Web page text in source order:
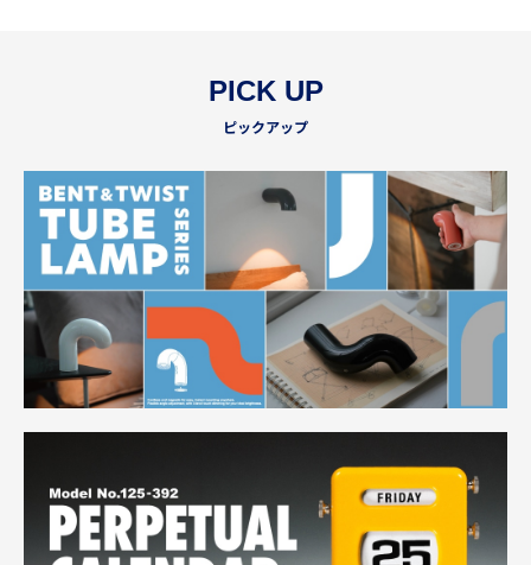
PICK UP
ピックアップ